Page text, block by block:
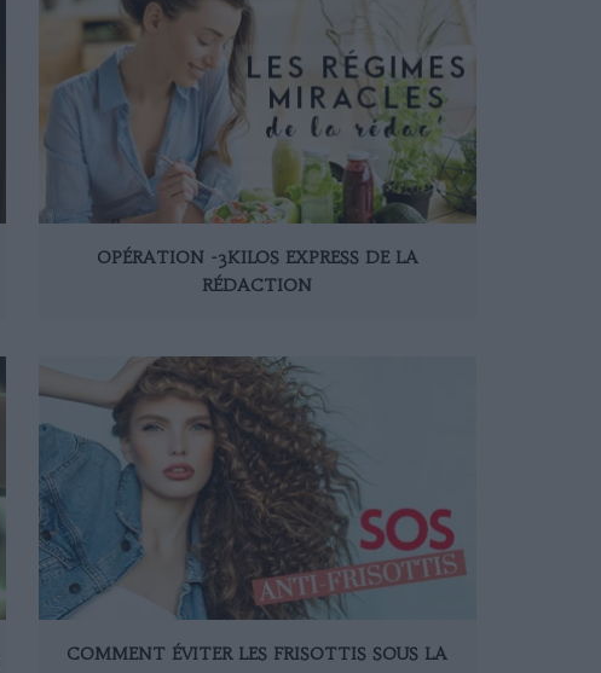
OPÉRATION -3KILOS EXPRESS DE LA
RÉDACTION
COMMENT ÉVITER LES FRISOTTIS SOUS LA